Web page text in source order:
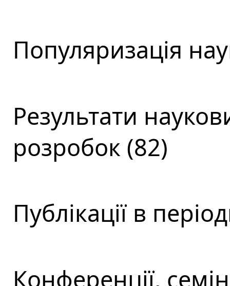
Популяризація
Результати
розробок (82)
Публікації в
Конференції,